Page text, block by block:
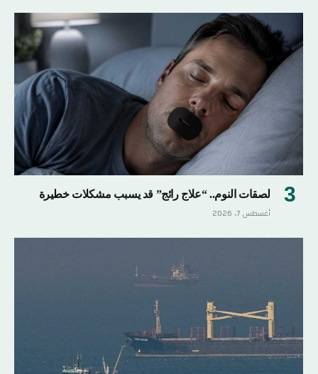
لصقات النوم.. “علاج رائج” قد يسبب مشكلات خطيرة
أغسطس 7, 2026